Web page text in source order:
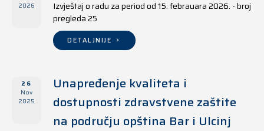
2026
Izvještaj o radu za period od 15. febrauara 2026. - broj
pregleda 25
DETALJNIJE
26
Nov
2025
Unapređenje kvaliteta i
dostupnosti zdravstvene zaštite
na području opština Bar i Ulcinj